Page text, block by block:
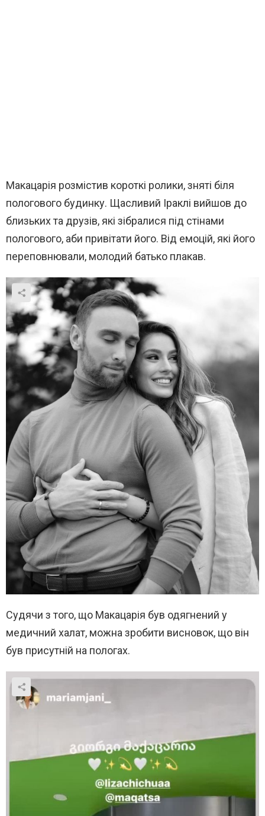
Макацарія розмістив короткі ролики, зняті біля
пологового будинку. Щасливий Іраклі вийшов до
близьких та друзів, які зібралися під стінами
пологового, аби привітати його. Від емоцій, які його
переповнювали, молодий батько плакав.
Судячи з того, що Макацарія був одягнений у
медичний халат, можна зробити висновок, що він
був присутній на пологах.